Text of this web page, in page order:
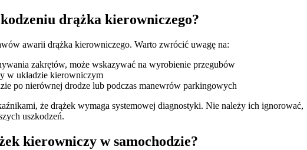
drążka kierowniczego?
awarii drążka kierowniczego. Warto zwrócić uwagę na:
zakrętów, może wskazywać na wyrobienie przegubów
w układzie kierowniczym
po nierównej drodze lub podczas manewrów parkingowych
że drążek wymaga systemowej diagnostyki. Nie należy ich ignorować,
uszkodzeń.
kierowniczy w samochodzie?